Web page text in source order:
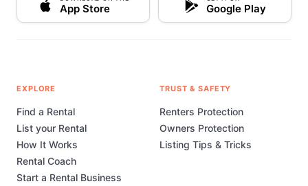
App Store Google Play
EXPLORE
Find a Rental
List your Rental
How It Works
Rental Coach
Start a Rental Business
TRUST & SAFETY
Renters Protection
Owners Protection
Listing Tips & Tricks